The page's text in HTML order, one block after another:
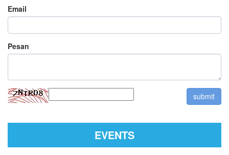
Email
Pesan
EVENTS